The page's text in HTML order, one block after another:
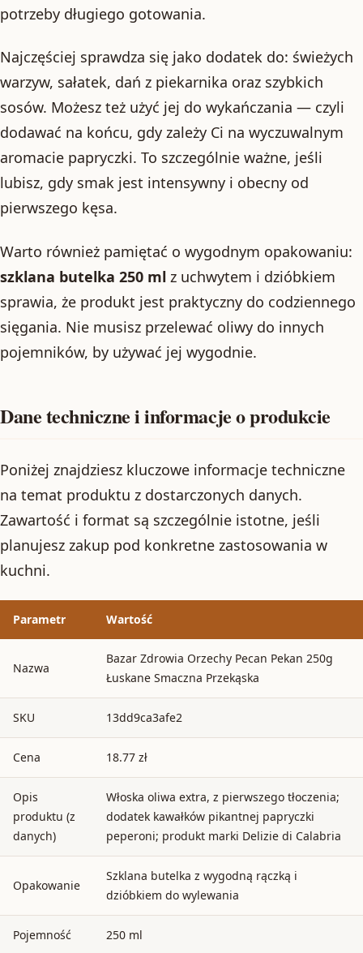
potrzeby długiego gotowania.
Najczęściej sprawdza się jako dodatek do: świeżych
warzyw, sałatek, dań z piekarnika oraz szybkich
sosów. Możesz też użyć jej do wykańczania — czyli
dodawać na końcu, gdy zależy Ci na wyczuwalnym
aromacie papryczki. To szczególnie ważne, jeśli
lubisz, gdy smak jest intensywny i obecny od
pierwszego kęsa.
Warto również pamiętać o wygodnym opakowaniu:
szklana butelka 250 ml z uchwytem i dzióbkiem
sprawia, że produkt jest praktyczny do codziennego
sięgania. Nie musisz przelewać oliwy do innych
pojemników, by używać jej wygodnie.
Dane techniczne i informacje o produkcie
Poniżej znajdziesz kluczowe informacje techniczne
na temat produktu z dostarczonych danych.
Zawartość i format są szczególnie istotne, jeśli
planujesz zakup pod konkretne zastosowania w
kuchni.
Parametr Wartość
Nazwa
Bazar Zdrowia Orzechy Pecan Pekan 250g
Łuskane Smaczna Przekąska
SKU 13dd9ca3afe2
Cena 18.77 zł
Opis
produktu (z
danych)
Włoska oliwa extra, z pierwszego tłoczenia;
dodatek kawałków pikantnej papryczki
peperoni; produkt marki Delizie di Calabria
Opakowanie
Szklana butelka z wygodną rączką i
dzióbkiem do wylewania
Pojemność 250 ml